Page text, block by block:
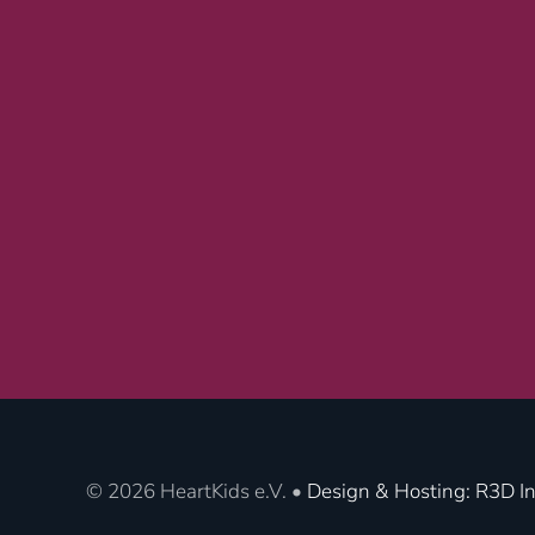
© 2026 HeartKids e.V. • Design & Hosting: R3D